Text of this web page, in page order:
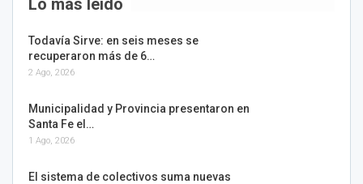
Lo más leído
Todavía Sirve: en seis meses se
recuperaron más de 6…
2 Ago, 2026
Municipalidad y Provincia presentaron en
Santa Fe el…
1 Ago, 2026
El sistema de colectivos suma nuevas